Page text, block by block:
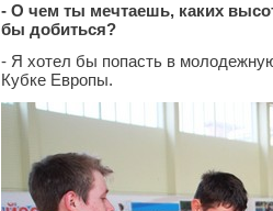
- О чем ты мечтаешь, каких
бы добиться?
- Я хотел бы попасть в
Кубке Европы.